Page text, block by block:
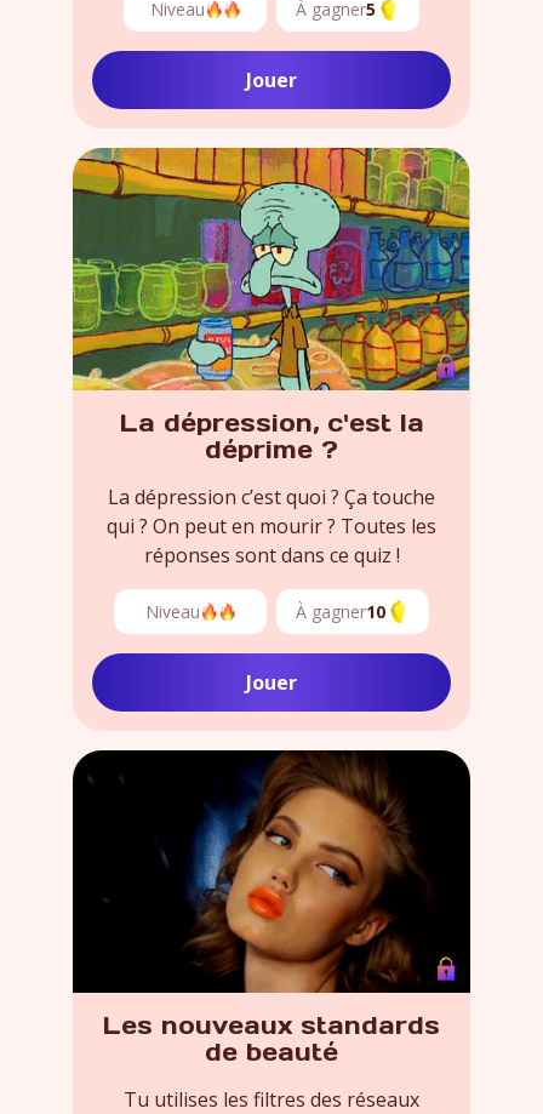
Niveau À gagner5
Jouer
La dépression, c'est la
déprime ?
La dépression c’est quoi ? Ça touche
qui ? On peut en mourir ? Toutes les
réponses sont dans ce quiz !
Niveau À gagner10
Jouer
Les nouveaux standards
de beauté
Tu utilises les filtres des réseaux